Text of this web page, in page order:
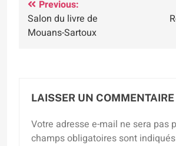
Navigation
de
Previous:
Salon du livre de
Mouans-Sartoux
LAISSER UN COMMENTAIRE
Votre adresse e-mail ne sera pas
champs obligatoires sont